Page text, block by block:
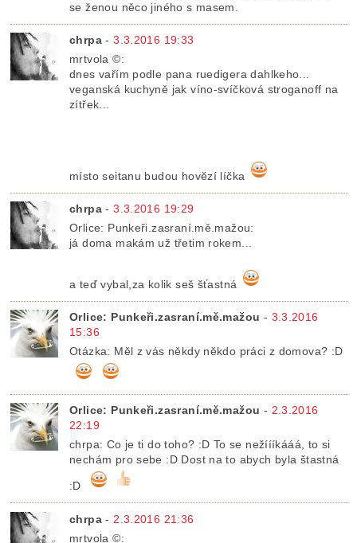
se ženou něco jiného s masem.
chrpa -3.3.2016 19:33
mrtvola ©:
dnes vařím podle pana ruedigera dahlkeho...
veganská kuchyně jak víno-svíčková stroganoff na
zítřek...
místo seitanu budou hovězí líčka
chrpa -3.3.2016 19:29
Orlice: Punkeři.zasraní.mě.mažou:
já doma makám už třetim rokem...
a teď vybal,za kolik seš šťastná
Orlice: Punkeři.zasraní.mě.mažou - 3.3.2016
15:36
Otázka: Měl z vás někdy někdo práci z domova? :D
Orlice: Punkeři.zasraní.mě.mažou - 2.3.2016
22:19
chrpa: Co je ti do toho? :D To se nežíííkááá, to si
nechám pro sebe :D Dost na to abych byla štastná
:D
chrpa - 2.3.2016 21:36
mrtvola ©: